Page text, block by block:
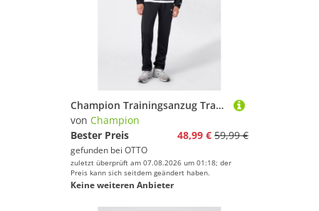
Champion Trainingsanzug Tracksuit Small Logo (2-tlg), zweiteiliges Set, mit Reißverschlusstaschen, aus Polyester
von Champion
Bester Preis
48,99 € 59,99 €
gefunden bei OTTO
zuletzt überprüft am 07.08.2026 um 01:18; der
Preis kann sich seitdem geändert haben.
Keine weiteren Anbieter